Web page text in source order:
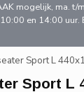
mogelijk, ma. t/
en 14:00
Sport L
Sport L